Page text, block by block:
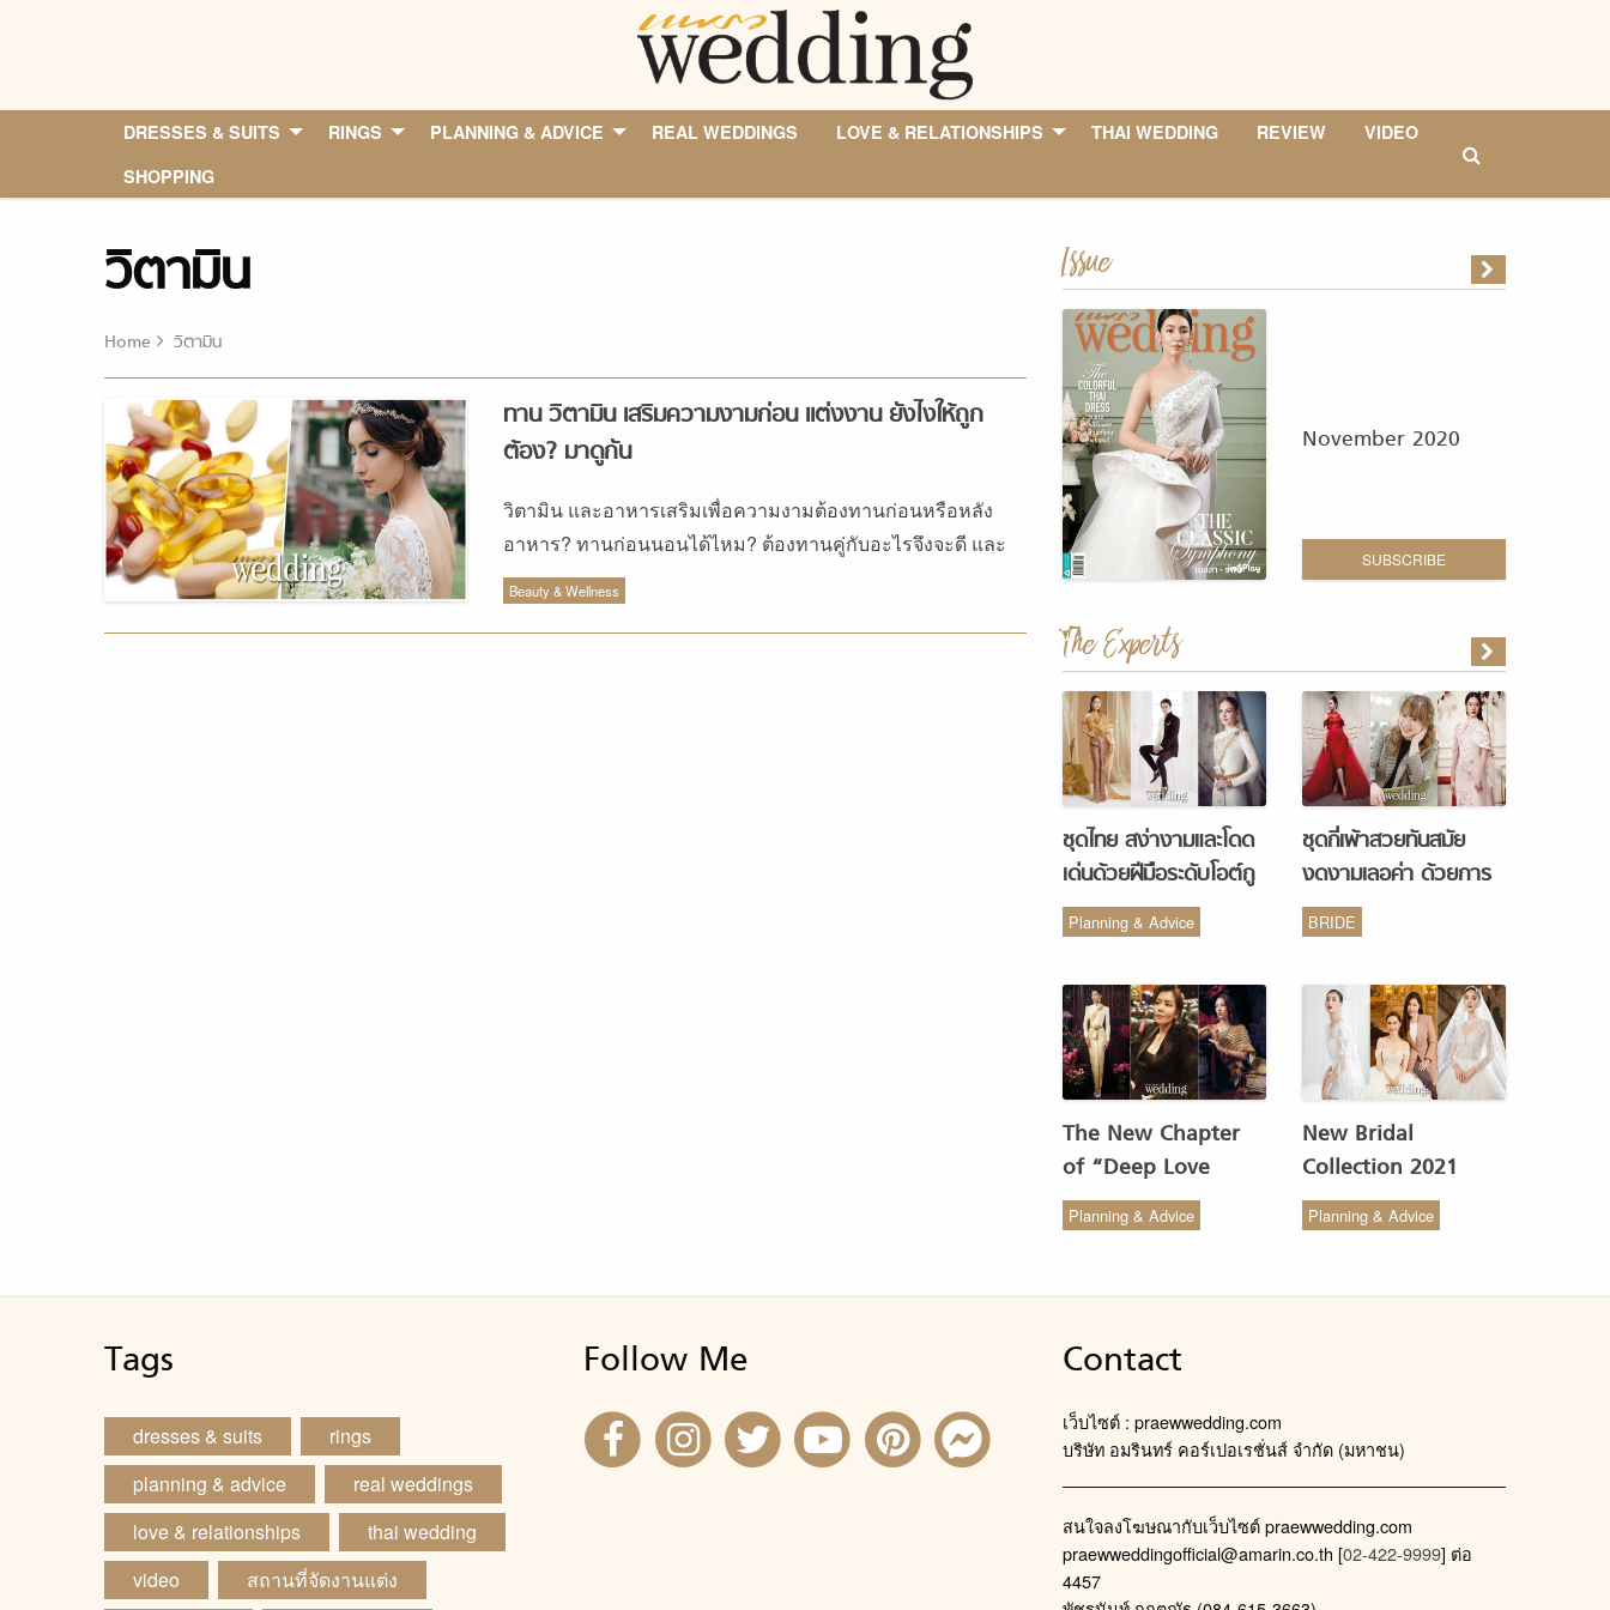
DRESSES & SUITS RINGS PLANNING & ADVICE REAL WEDDINGS LOVE & RELATIONSHIPS THAI WEDDING REVIEW
VIDEO
SHOPPING
วิตามิน
Home วิตามิน
ทาน วิตามิน เสริมความงามก่อน แต่งงาน ยังไงให้ถูก
ต้อง? มาดูกัน
วิตามิน และอาหารเสริมเพื่อความงามต้องทานก่อนหรือหลัง
อาหาร? ทานก่อนนอนได้ไหม? ต้องทานคู่กับอะไรจึงจะดี และ
อีกหลากหลายคำถาม คลิกอ่านเลยค่ะ
Beauty & Wellness
Issue
November 2020
SUBSCRIBE
The Experts
ชุดไทย สง่างามและโดด
เด่นด้วยฝีมือระดับโอต์กู
ตูร์ จากห้องเสื้อ Vanus
Couture
Planning & Advice
ชุดกี่เพ้าสวยทันสมัย
งดงามเลอค่า ด้วยการ
รังสรรค์จากห้องเสื้อ
Monique Wedding
BRIDE
The New Chapter
of “Deep Love
Wedding Studio” :
รังสรรค์ผ้าทอของไทยให้
Planning & Advice
New Bridal
Collection 2021
from COCO CHIC
สวย เรียบง่าย สไตล์มินิ
Planning & Advice
Tags
dresses & suits
rings
planning & advice
real weddings
love & relationships
thai wedding
video
สถานที่จัดงานแต่ง
Follow Me Contact
เว็บไซต์ : praewwedding.com
บริษัท อมรินทร์ คอร์เปอเรชั่นส์ จำกัด (มหาชน)
สนใจลงโฆษณากับเว็บไซต์ praewwedding.com
praewweddingofficial@amarin.co.th [02-422-9999] ต่อ
4457